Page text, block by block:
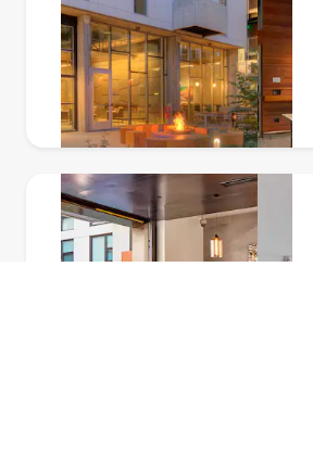
Mostrando 0 de 0 elementos